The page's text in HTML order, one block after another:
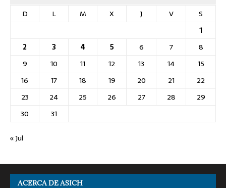
D
L M X J V
S
1
2
3 4 5 6 7
8
9
10 11 12 13 14
15
16
17 18 19 20 21
22
23
24 25 26 27 28
29
30
31
« Jul
ACERCA DE ASICH